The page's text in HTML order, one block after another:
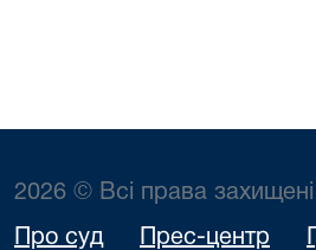
2026 © Всі права захищені
Про суд Прес-центр